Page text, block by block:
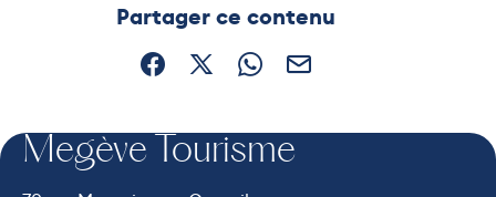
Partager ce contenu
Partager sur Facebook (nouvelle fenêtre)
Partager sur X / Twitter (nouvelle
Partager sur WhatsApp
Partager par mail
Megève Tourisme